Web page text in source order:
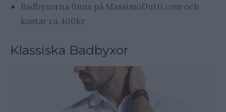
Badbyxorna finns på MassimoDutti.com och
kostar ca 400kr
Klassiska Badbyxor